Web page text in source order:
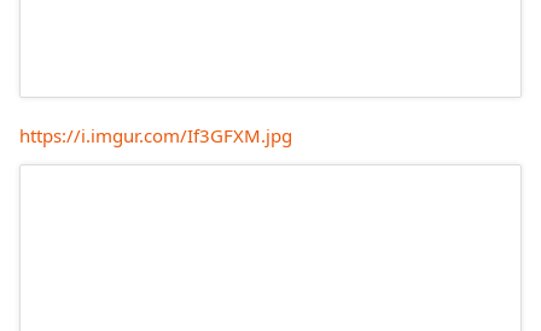
https://i.imgur.com/If3GFXM.jpg